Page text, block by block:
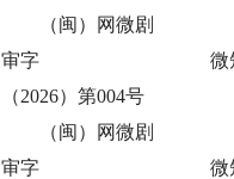
（闽）网微剧
审字
（2026）第004号
微
（闽）网微剧
审字
微